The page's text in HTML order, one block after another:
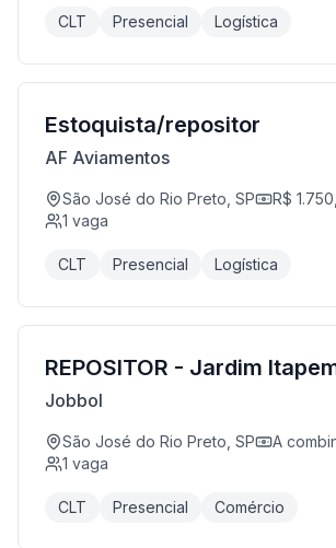
CLT Presencial Logística
Estoquista/repositor
AF Aviamentos
São José do Rio Preto, SP
R$
1 vaga
CLT Presencial Logística
REPOSITOR - Jardim
Jobbol
São José do Rio Preto, SP
A
1 vaga
CLT Presencial Comércio